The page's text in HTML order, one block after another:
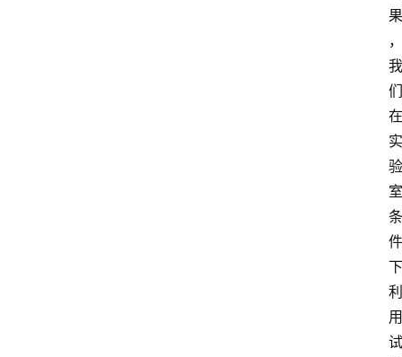
果
，
我
们
在
实
验
室
条
件
下
利
用
试